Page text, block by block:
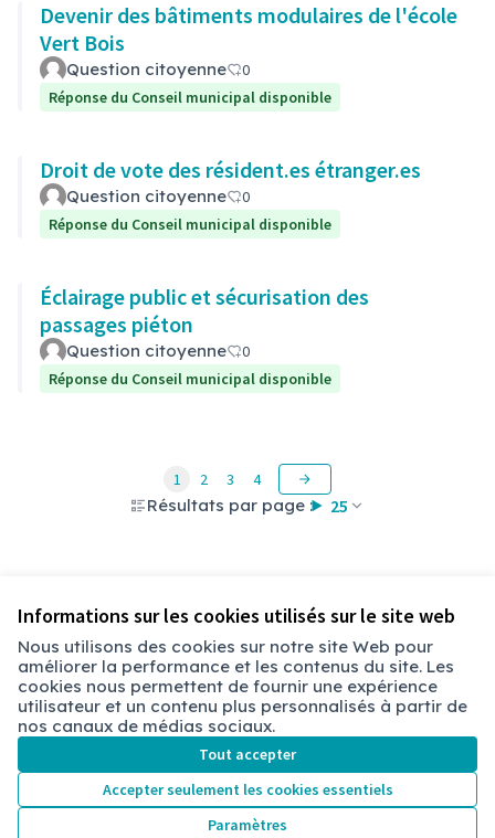
Informations sur les cookies utilisés sur le site web
Nous utilisons des cookies sur notre site Web pour
améliorer la performance et les contenus du site. Les
cookies nous permettent de fournir une expérience
utilisateur et un contenu plus personnalisés à partir de
nos canaux de médias sociaux.
Tout accepter
Accepter seulement les cookies essentiels
Paramètres
Devenir des bâtiments modulaires de l'école
Vert Bois
Question citoyenne
0
Réponse du Conseil municipal disponible
Droit de vote des résident.es étranger.es
Question citoyenne
0
Réponse du Conseil municipal disponible
Éclairage public et sécurisation des
passages piéton
Question citoyenne
0
Réponse du Conseil municipal disponible
Résultats par page : 25
1 2 3 4
Conditions d'utilisation
Paramètres des cookies
Chambéry sur X
(Lien externe)
Chambéry sur Facebook
Chambéry sur Instagram
Licence
(Lien